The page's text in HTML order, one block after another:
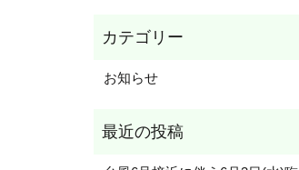
お知らせ